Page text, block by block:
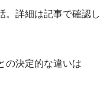
。詳細は記事で確認し
の決定的な違いは